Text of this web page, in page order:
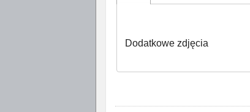
Dodatkowe zdjęcia